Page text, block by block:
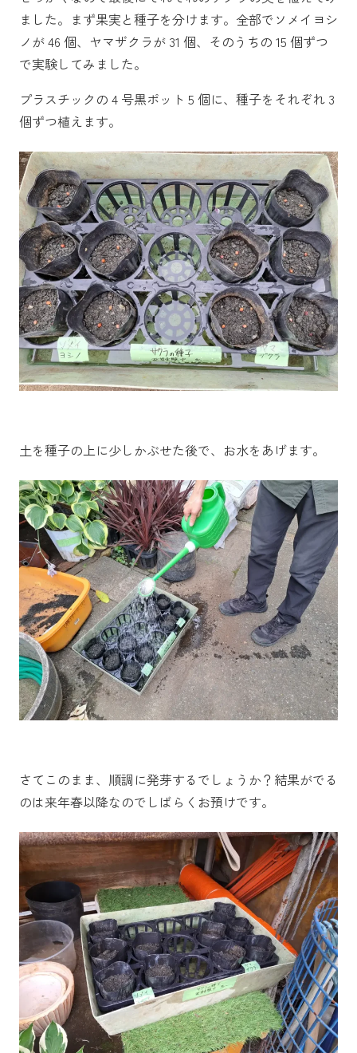
ました。まず果実と種子を分けます。全部でソメイヨシ
ノが 46 個、ヤマザクラが 31 個、そのうちの 15 個ずつ
で実験してみました。
プラスチックの 4 号黒ポット 5 個に、種子をそれぞれ 3
個ずつ植えます。
土を種子の上に少しかぶせた後で、お水をあげます。
さてこのまま、順調に発芽するでしょうか？結果がでる
のは来年春以降なのでしばらくお預けです。